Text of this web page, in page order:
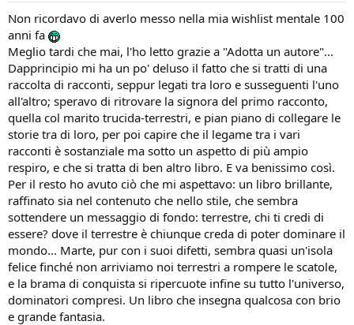
Non ricordavo di averlo messo nella mia wishlist mentale 100
anni fa
Meglio tardi che mai, l'ho letto grazie a "Adotta un autore"...
Dapprincipio mi ha un po' deluso il fatto che si tratti di una
raccolta di racconti, seppur legati tra loro e susseguenti l'uno
all'altro; speravo di ritrovare la signora del primo racconto,
quella col marito trucida-terrestri, e pian piano di collegare le
storie tra di loro, per poi capire che il legame tra i vari
racconti è sostanziale ma sotto un aspetto di più ampio
respiro, e che si tratta di ben altro libro. E va benissimo così.
Per il resto ho avuto ciò che mi aspettavo: un libro brillante,
raffinato sia nel contenuto che nello stile, che sembra
sottendere un messaggio di fondo: terrestre, chi ti credi di
essere? dove il terrestre è chiunque creda di poter dominare il
mondo... Marte, pur con i suoi difetti, sembra quasi un'isola
felice finché non arriviamo noi terrestri a rompere le scatole,
e la brama di conquista si ripercuote infine su tutto l'universo,
dominatori compresi. Un libro che insegna qualcosa con brio
e grande fantasia.